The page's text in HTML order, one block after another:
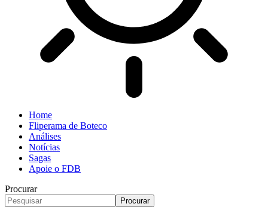
Home
Fliperama de Boteco
Análises
Notícias
Sagas
Apoie o FDB
Procurar